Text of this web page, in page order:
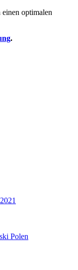
einen optimalen
.
Polen